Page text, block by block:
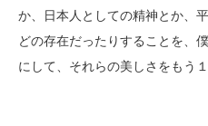
か、日本人としての精神とか、
どの存在だったりすることを、
にして、それらの美しさをもう